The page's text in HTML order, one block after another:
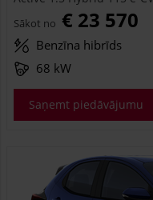
Sākot no € 23 570
Benzīna hibrīds
68 kW
Saņemt piedāvājumu